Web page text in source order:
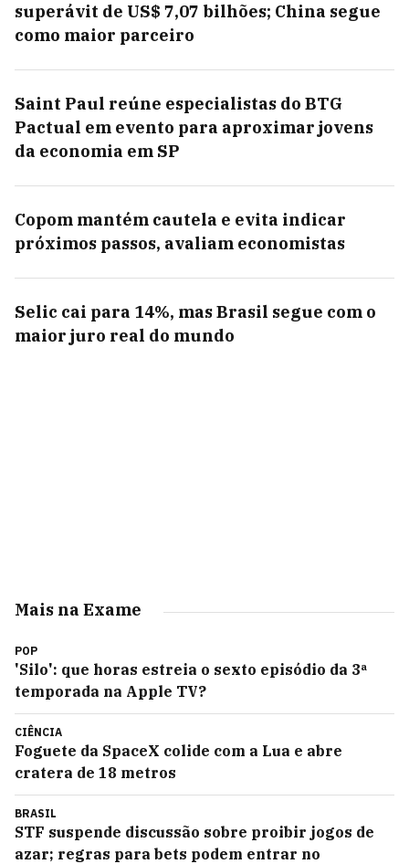
superávit de US$ 7,07 bilhões; China segue
como maior parceiro
Saint Paul reúne especialistas do BTG
Pactual em evento para aproximar jovens
da economia em SP
Copom mantém cautela e evita indicar
próximos passos, avaliam economistas
Selic cai para 14%, mas Brasil segue com o
maior juro real do mundo
Mais na Exame
POP
'Silo': que horas estreia o sexto episódio da 3ª
temporada na Apple TV?
CIÊNCIA
Foguete da SpaceX colide com a Lua e abre
cratera de 18 metros
BRASIL
STF suspende discussão sobre proibir jogos de
azar; regras para bets podem entrar no